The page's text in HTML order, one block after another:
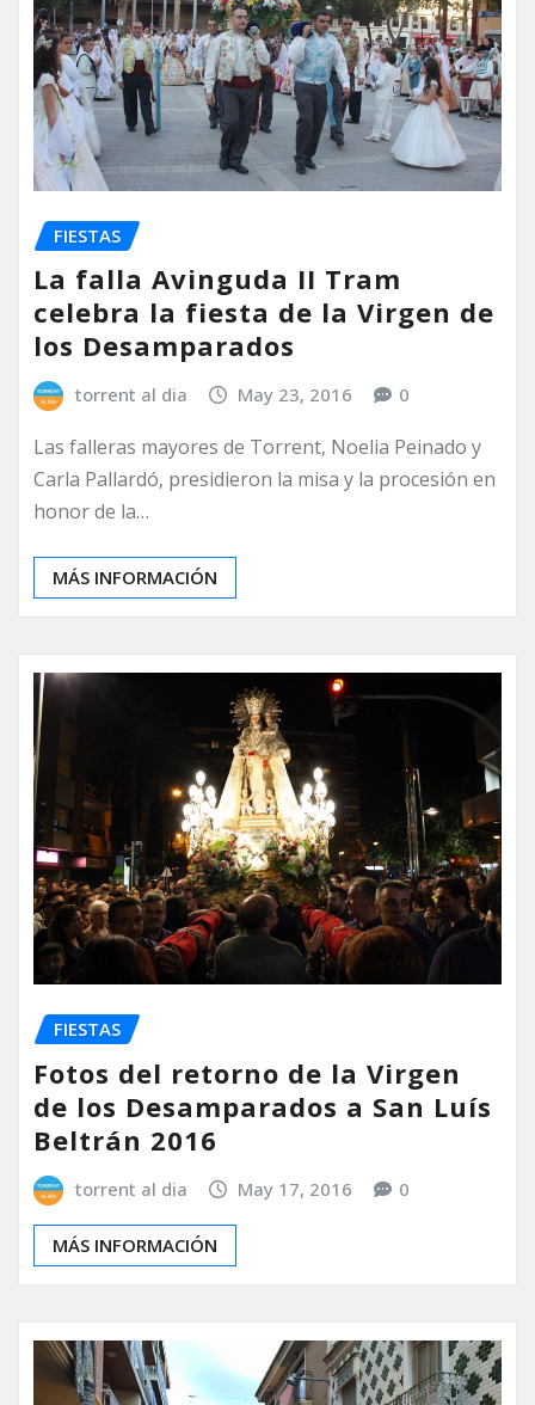
FIESTAS
La falla Avinguda II Tram
celebra la fiesta de la Virgen de
los Desamparados
torrent al dia May 23, 2016 0
Las falleras mayores de Torrent, Noelia Peinado y
Carla Pallardó, presidieron la misa y la procesión en
honor de la…
MÁS INFORMACIÓN
FIESTAS
Fotos del retorno de la Virgen
de los Desamparados a San Luís
Beltrán 2016
torrent al dia May 17, 2016 0
MÁS INFORMACIÓN